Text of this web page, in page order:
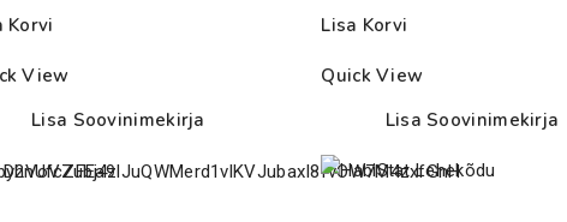
Korvi
View
Lisa Soovinimekirja
Lisa Korvi
Quick View
Lisa Soovinimekirja